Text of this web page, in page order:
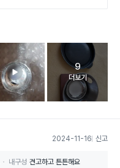
고객 리뷰
9
더보기
2024-11-16 신고
내구성 견고하고 튼튼해요